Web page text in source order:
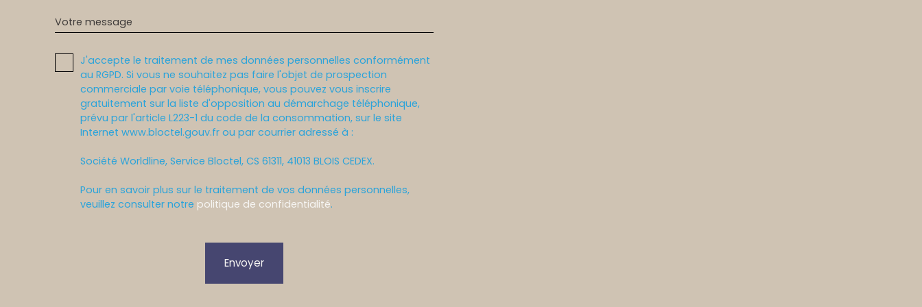
Votre message
J'accepte le traitement de mes données personnelles conformément
au RGPD. Si vous ne souhaitez pas faire l'objet de prospection
commerciale par voie téléphonique, vous pouvez vous inscrire
gratuitement sur la liste d'opposition au démarchage téléphonique,
prévu par l'article L223-1 du code de la consommation, sur le site
Internet www.bloctel.gouv.fr ou par courrier adressé à :
Société Worldline, Service Bloctel, CS 61311, 41013 BLOIS CEDEX.
Pour en savoir plus sur le traitement de vos données personnelles,
veuillez consulter notre politique de confidentialité.
Envoyer